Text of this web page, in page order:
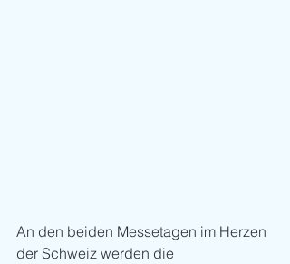
An den beiden Messetagen im Herzen
der Schweiz werden die